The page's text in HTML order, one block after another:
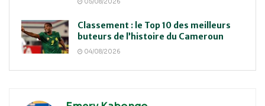
Classement : le Top 10 des meilleurs
buteurs de l’histoire du Cameroun
04/08/2026